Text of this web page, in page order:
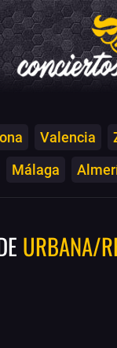
Valencia
Málaga
URBANA/